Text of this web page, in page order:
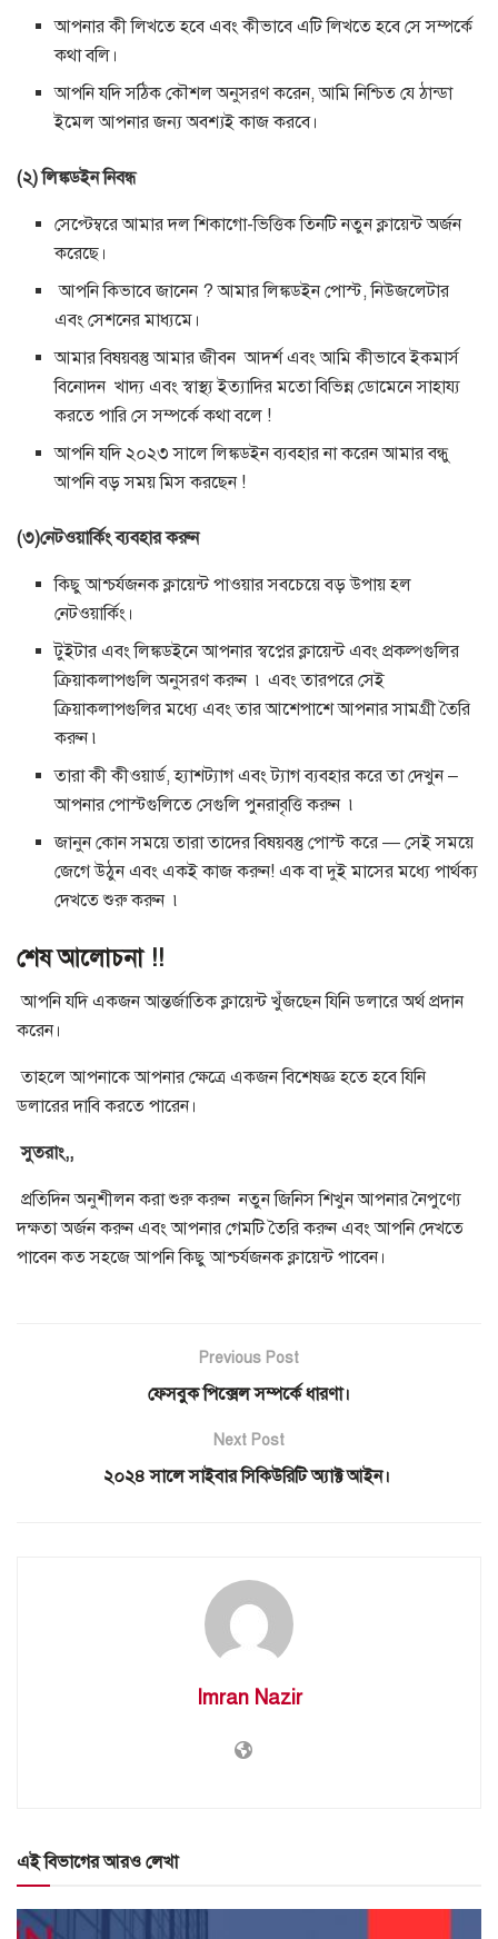
আপনার কী লিখতে হবে এবং কীভাবে এটি লিখতে হবে সে সম্পর্কে
কথা বলি।
আপনি যদি সঠিক কৌশল অনুসরণ করেন, আমি নিশ্চিত যে ঠান্ডা
ইমেল আপনার জন্য অবশ্যই কাজ করবে।
(২) লিঙ্কডইন নিবন্ধ
সেপ্টেম্বরে আমার দল শিকাগো-ভিত্তিক তিনটি নতুন ক্লায়েন্ট অর্জন
করেছে।
আপনি কিভাবে জানেন ? আমার লিঙ্কডইন পোস্ট, নিউজলেটার
এবং সেশনের মাধ্যমে।
আমার বিষয়বস্তু আমার জীবন আদর্শ এবং আমি কীভাবে ইকমার্স
বিনোদন খাদ্য এবং স্বাস্থ্য ইত্যাদির মতো বিভিন্ন ডোমেনে সাহায্য
করতে পারি সে সম্পর্কে কথা বলে !
আপনি যদি ২০২৩ সালে লিঙ্কডইন ব্যবহার না করেন আমার বন্ধু
আপনি বড় সময় মিস করছেন !
(৩)নেটওয়ার্কিং ব্যবহার করুন
কিছু আশ্চর্যজনক ক্লায়েন্ট পাওয়ার সবচেয়ে বড় উপায় হল
নেটওয়ার্কিং।
টুইটার এবং লিঙ্কডইনে আপনার স্বপ্নের ক্লায়েন্ট এবং প্রকল্পগুলির
ক্রিয়াকলাপগুলি অনুসরণ করুন ৷ এবং তারপরে সেই
ক্রিয়াকলাপগুলির মধ্যে এবং তার আশেপাশে আপনার সামগ্রী তৈরি
করুন ৷
তারা কী কীওয়ার্ড, হ্যাশট্যাগ এবং ট্যাগ ব্যবহার করে তা দেখুন –
আপনার পোস্টগুলিতে সেগুলি পুনরাবৃত্তি করুন ৷
জানুন কোন সময়ে তারা তাদের বিষয়বস্তু পোস্ট করে — সেই সময়ে
জেগে উঠুন এবং একই কাজ করুন! এক বা দুই মাসের মধ্যে পার্থক্য
দেখতে শুরু করুন ৷
শেষ আলোচনা !!
আপনি যদি একজন আন্তর্জাতিক ক্লায়েন্ট খুঁজছেন যিনি ডলারে অর্থ প্রদান
করেন।
তাহলে আপনাকে আপনার ক্ষেত্রে একজন বিশেষজ্ঞ হতে হবে যিনি
ডলারের দাবি করতে পারেন।
সুতরাং,,
প্রতিদিন অনুশীলন করা শুরু করুন নতুন জিনিস শিখুন আপনার নৈপুণ্যে
দক্ষতা অর্জন করুন এবং আপনার গেমটি তৈরি করুন এবং আপনি দেখতে
পাবেন কত সহজে আপনি কিছু আশ্চর্যজনক ক্লায়েন্ট পাবেন।
Previous Post
ফেসবুক পিক্সেল সম্পর্কে ধারণা।
Next Post
২০২৪ সালে সাইবার সিকিউরিটি অ্যাক্ট আইন।
Imran Nazir
এই বিভাগের আরও লেখা